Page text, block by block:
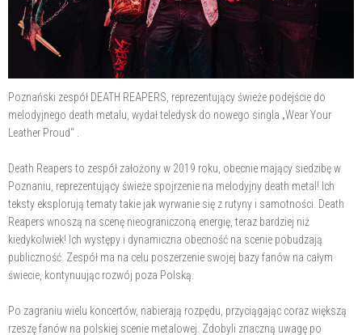
Poznański zespół DEATH REAPERS, reprezentujący świeże podejście do
melodyjnego death metalu, wydał teledysk do nowego singla „Wear Your
Leather Proud" .
Death Reapers to zespół założony w 2019 roku, obecnie mający siedzibę w
Poznaniu, reprezentujący świeże spojrzenie na melodyjny death metal! Ich
teksty eksplorują tematy takie jak wyrwanie się z rutyny i samotności. Death
Reapers wnoszą na scenę nieograniczoną energię, teraz bardziej niż
kiedykolwiek! Ich występy i dynamiczna obecność na scenie pobudzają
publiczność. Zespół ma na celu poszerzenie swojej bazy fanów na całym
świecie, kontynuując rozwój poza Polską.
Po zagraniu wielu koncertów, nabierają rozpędu, przyciągając coraz większą
rzeszę fanów na polskiej scenie metalowej. Zdobyli znaczną uwagę po